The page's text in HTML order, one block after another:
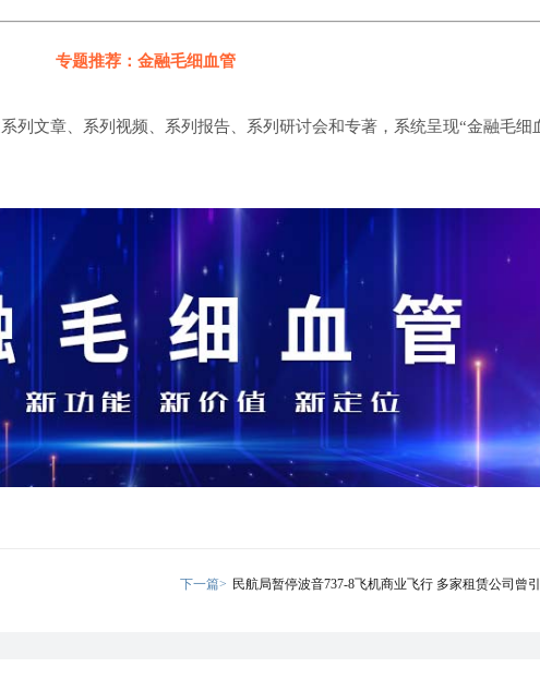
专题推荐：金融毛细血管
列文章、系列视频、系列报告、系列研讨会和专著，系统呈现“金融毛细
下一篇> 民航局暂停波音737-8飞机商业飞行 多家租赁公司曾